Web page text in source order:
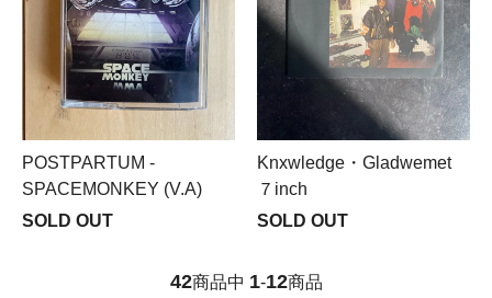
POSTPARTUM -
SPACEMONKEY (V.A)
SOLD OUT
Knxwledge・Gladwemet
７inch
SOLD OUT
42商品中 1-12商品